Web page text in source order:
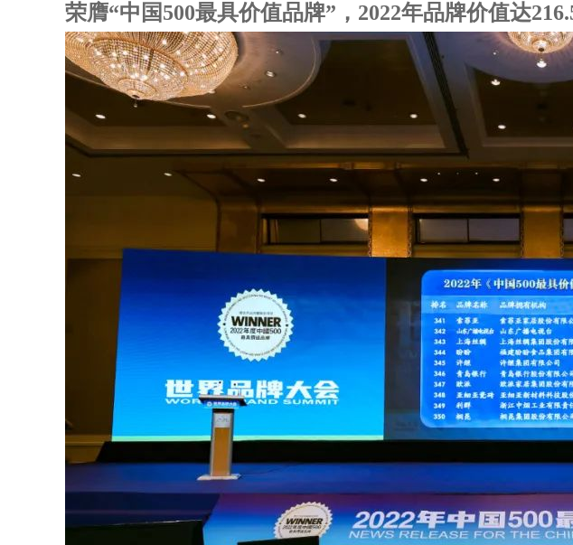
荣膺“中国500最具价值品牌”，2022年品牌价值达216.55